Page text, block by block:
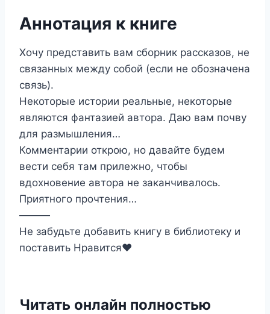
Аннотация к книге
Хочу представить вам сборник рассказов, не
связанных между собой (если не обозначена
связь).
Некоторые истории реальные, некоторые
являются фантазией автора. Даю вам почву
для размышления…
Комментарии открою, но давайте будем
вести себя там прилежно, чтобы
вдохновение автора не заканчивалось.
Приятного прочтения…
———
Не забудьте добавить книгу в библиотеку и
поставить Нравится‍❤️‍
Читать онлайн полностью